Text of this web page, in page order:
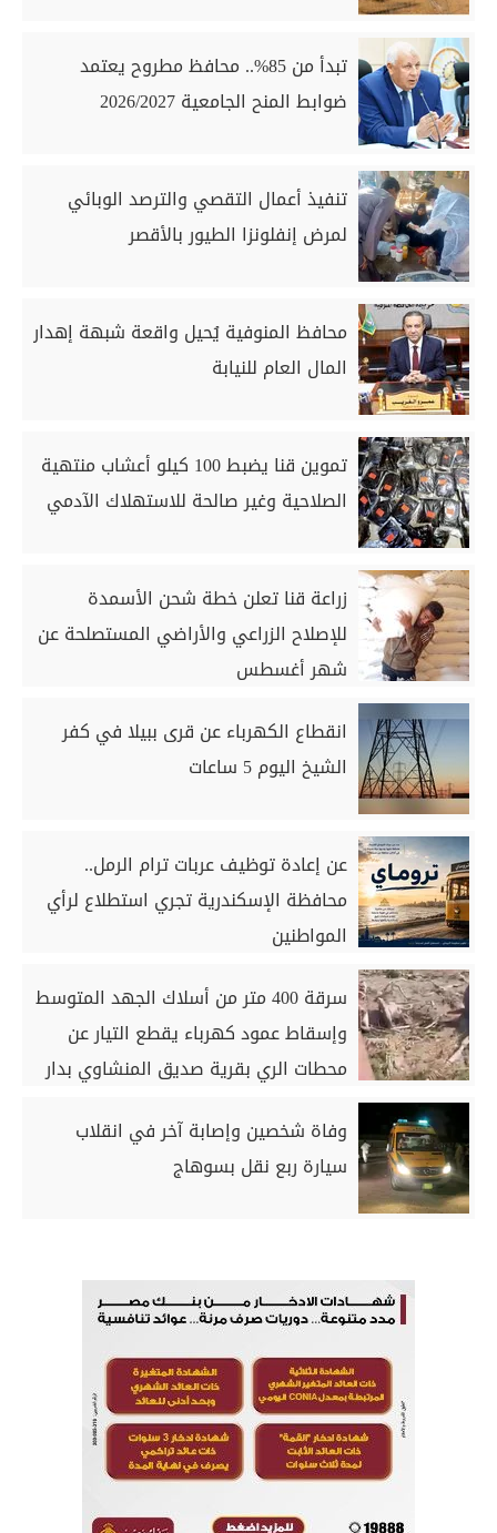
تبدأ من 85%.. محافظ مطروح يعتمد
ضوابط المنح الجامعية 2026/2027
تنفيذ أعمال التقصي والترصد الوبائي
لمرض إنفلونزا الطيور بالأقصر
محافظ المنوفية يُحيل واقعة شبهة إهدار
المال العام للنيابة
تموين قنا يضبط 100 كيلو أعشاب منتهية
الصلاحية وغير صالحة للاستهلاك الآدمي
زراعة قنا تعلن خطة شحن الأسمدة
للإصلاح الزراعي والأراضي المستصلحة عن
شهر أغسطس
انقطاع الكهرباء عن قرى ببيلا في كفر
الشيخ اليوم 5 ساعات
عن إعادة توظيف عربات ترام الرمل..
محافظة الإسكندرية تجري استطلاع لرأي
المواطنين
سرقة 400 متر من أسلاك الجهد المتوسط
وإسقاط عمود كهرباء يقطع التيار عن
محطات الري بقرية صديق المنشاوي بدار
وفاة شخصين وإصابة آخر في انقلاب
سيارة ربع نقل بسوهاج